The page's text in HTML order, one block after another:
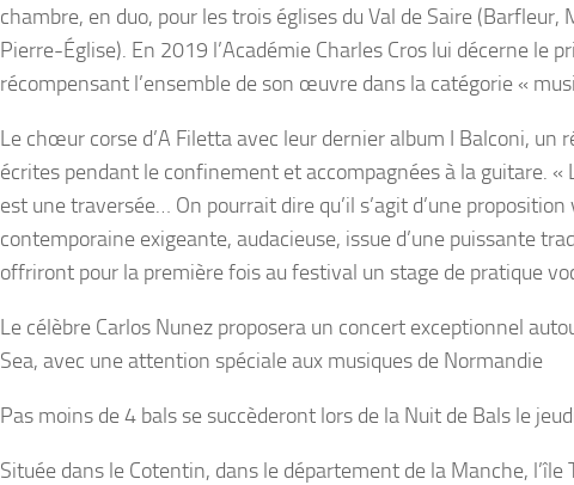
chambre, en duo, pour les trois églises du Val de Saire
Pierre-Église). En 2019 l’Académie Charles Cros lui décerne le
récompensant l’ensemble de son œuvre dans la catégorie «
Le chœur corse d’A Filettaavec leur dernier album I Balconi, un
écrites pendant le confinement et accompagnées à la guitare. «
est une traversée… On pourrait dire qu’il s’agit d’une
contemporaine exigeante, audacieuse, issue d’une puissante
offriront pour la première fois au festival un stage de pratique
Le célèbre Carlos Nunez proposera un concert exceptionnel
Sea, avec une attention spéciale aux musiques de Normandie
Pas moins de 4 bals se succèderont lors de la Nuit de Bals le
Située dans le Cotentin, dans le département de la Manche, l’île